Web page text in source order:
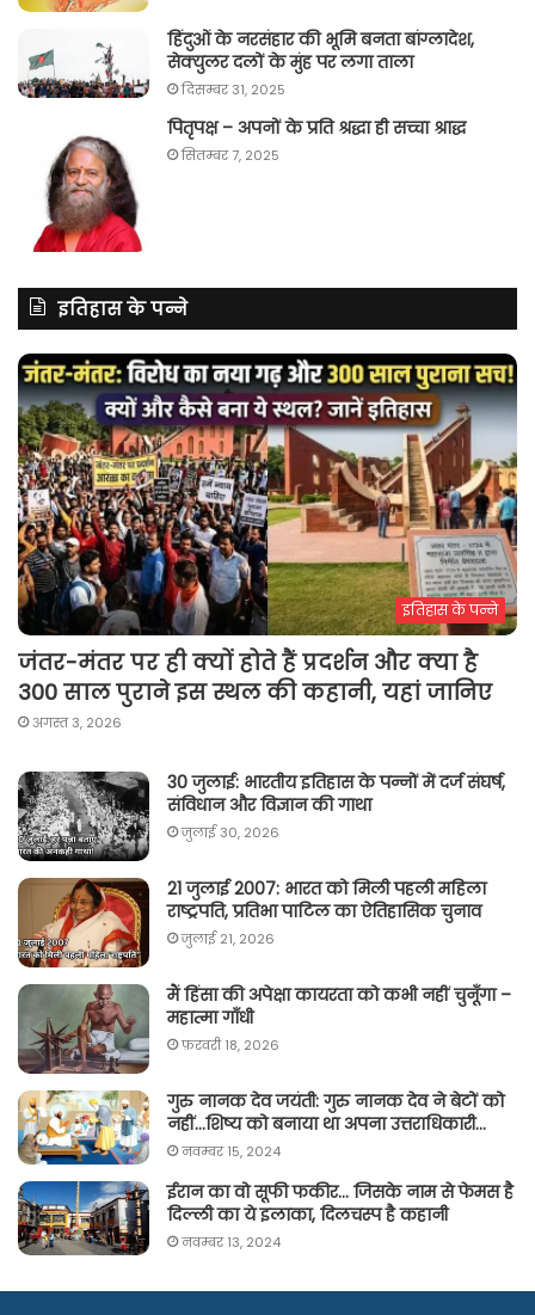
हिंदुओं के नरसंहार की भूमि बनता बांग्लादेश,
सेक्युलर दलों के मुंह पर लगा ताला
दिसम्बर 31, 2025
पितृपक्ष – अपनों के प्रति श्रद्धा ही सच्चा श्राद्ध
सितम्बर 7, 2025
इतिहास के पन्ने
इतिहास के पन्ने
जंतर-मंतर पर ही क्यों होते हैं प्रदर्शन और क्या है
300 साल पुराने इस स्थल की कहानी, यहां जानिए
अगस्त 3, 2026
30 जुलाई: भारतीय इतिहास के पन्नों में दर्ज संघर्ष,
संविधान और विज्ञान की गाथा
जुलाई 30, 2026
21 जुलाई 2007: भारत को मिली पहली महिला
राष्ट्रपति, प्रतिभा पाटिल का ऐतिहासिक चुनाव
जुलाई 21, 2026
मैं हिंसा की अपेक्षा कायरता को कभी नहीं चुनूँगा –
महात्मा गाँधी
फ़रवरी 18, 2026
गुरु नानक देव जयंती: गुरु नानक देव ने बेटों को
नहीं…शिष्य को बनाया था अपना उत्तराधिकारी…
नवम्बर 15, 2024
ईरान का वो सूफी फकीर… जिसके नाम से फेमस है
दिल्ली का ये इलाका, दिलचस्प है कहानी
नवम्बर 13, 2024